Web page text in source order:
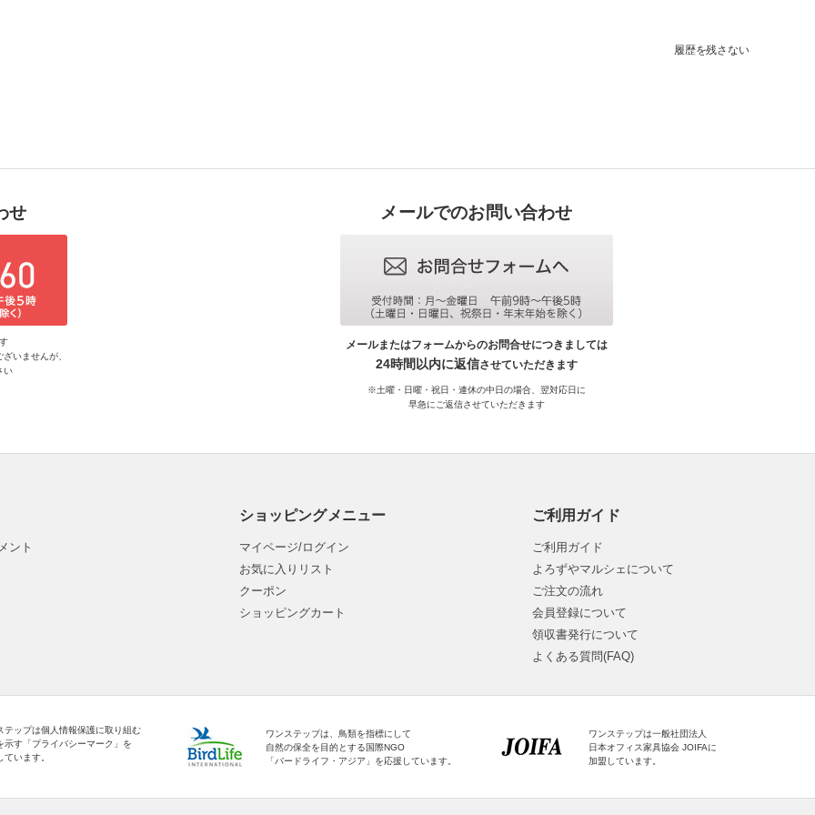
履歴を残さない
せ
いませんが、
い
メールでのお問い合わせ
メールまたはフォームからのお問合せにつきましては
24時間以内に返信させていただきます
※土曜・日曜・祝日・連休の中日の場合、翌対応日に
早急にご返信させていただきます
ント
ショッピングメニュー
マイページ/ログイン
お気に入りリスト
クーポン
ショッピングカート
ご利用ガイド
ご利用ガイド
よろずやマルシェについて
ご注文の流れ
会員登録について
領収書発行について
よくある質問(FAQ)
テップは個人情報保護に取り組む
示す「プライバシーマーク」を
ています。
ワンステップは、鳥類を指標にして
自然の保全を目的とする国際NGO
「バードライフ・アジア」を応援しています。
ワンステップは一般社団法人
日本オフィス家具協会 JOIFAに
加盟しています。